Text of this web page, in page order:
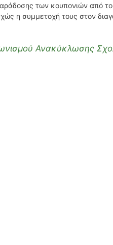
των κουπονιών από
η συμμετοχή τους στον
Ανακύκλωσης